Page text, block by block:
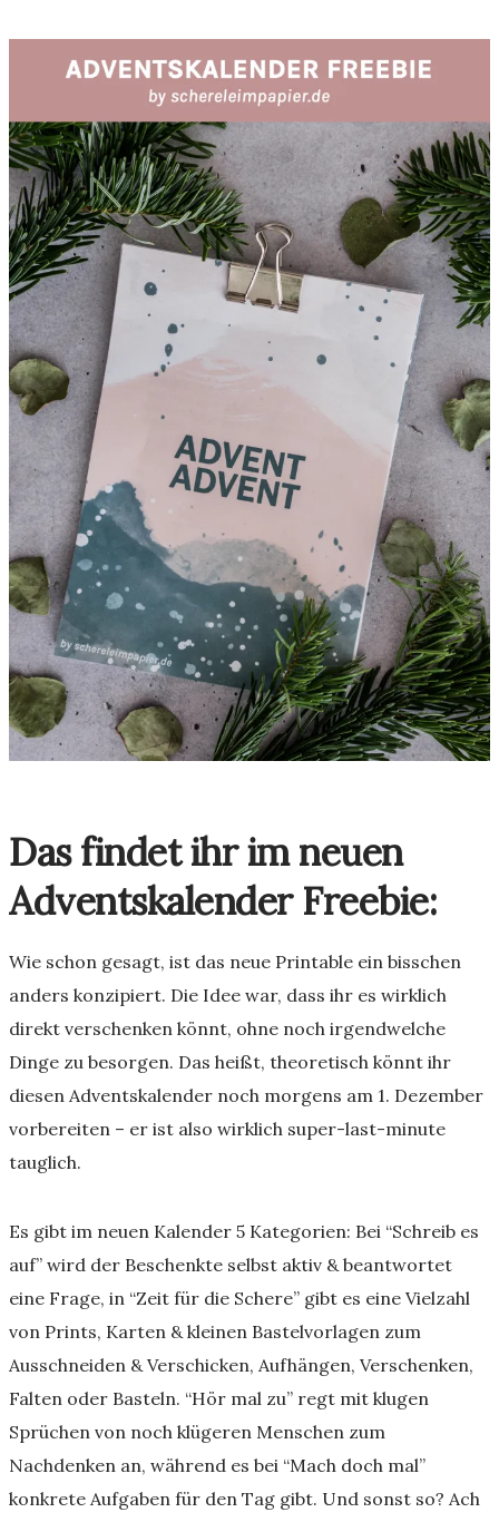
Das findet ihr im neuen
Adventskalender Freebie:
Wie schon gesagt, ist das neue Printable ein bisschen
anders konzipiert. Die Idee war, dass ihr es wirklich
direkt verschenken könnt, ohne noch irgendwelche
Dinge zu besorgen. Das heißt, theoretisch könnt ihr
diesen Adventskalender noch morgens am 1. Dezember
vorbereiten – er ist also wirklich super-last-minute
tauglich.
Es gibt im neuen Kalender 5 Kategorien: Bei “Schreib es
auf” wird der Beschenkte selbst aktiv & beantwortet
eine Frage, in “Zeit für die Schere” gibt es eine Vielzahl
von Prints, Karten & kleinen Bastelvorlagen zum
Ausschneiden & Verschicken, Aufhängen, Verschenken,
Falten oder Basteln. “Hör mal zu” regt mit klugen
Sprüchen von noch klügeren Menschen zum
Nachdenken an, während es bei “Mach doch mal”
konkrete Aufgaben für den Tag gibt. Und sonst so? Ach